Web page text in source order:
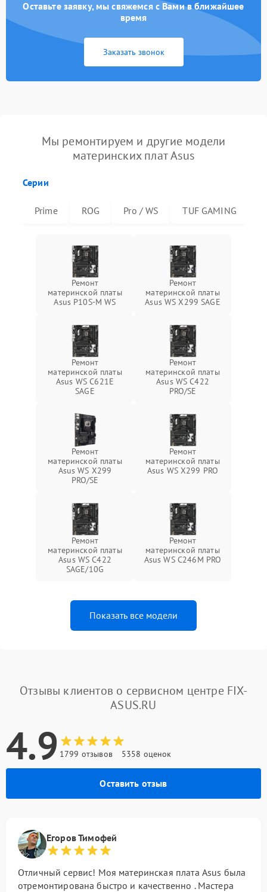
Оставьте заявку, мы свяжемся с Вами в ближайшее
время
Заказать звонок
Мы ремонтируем и другие модели
материнских плат Asus
Серии
Prime ROG Pro / WS TUF GAMING
Ремонт
материнской платы
Asus P10S-M WS
Ремонт
материнской платы
Asus WS X299 SAGE
Ремонт
материнской платы
Asus WS C621E
SAGE
Ремонт
материнской платы
Asus WS C422
PRO/SE
Ремонт
материнской платы
Asus WS X299
PRO/SE
Ремонт
материнской платы
Asus WS X299 PRO
Ремонт
материнской платы
Asus WS C422
SAGE/10G
Ремонт
материнской платы
Asus WS C246M PRO
Показать все модели
Отзывы клиентов о сервисном центре FIX-
ASUS.RU
4.9 1799 отзывов 5358 оценок
Оставить отзыв
Егоров Тимофей
Отличный сервис! Моя материнская плата Asus была
отремонтирована быстро и качественно . Мастера